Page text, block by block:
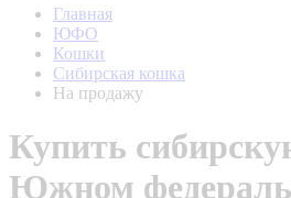
Главная
ЮФО
Кошки
Сибирская кошка
На продажу
Купить
Южном